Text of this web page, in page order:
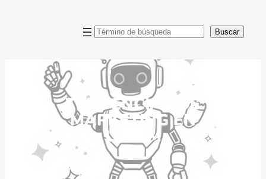
Buscar Buscar
TENDENCIAS DE
MARKETING EN
LATAM